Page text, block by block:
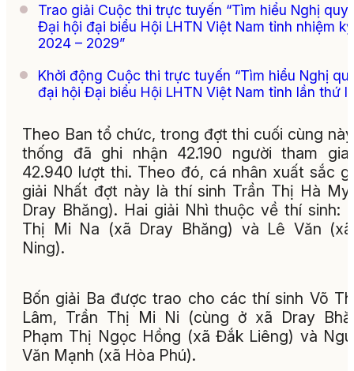
Trao giải Cuộc thi trực tuyến “Tìm hiểu Nghị
Đại hội đại biểu Hội LHTN Việt Nam tỉnh nhiệm kỳ
2024 – 2029”
Khởi động Cuộc thi trực tuyến “Tìm hiểu Nghị
đại hội Đại biểu Hội LHTN Việt Nam tỉnh lần thứ
Theo Ban tổ chức, trong đợt thi cuối cùng
thống đã ghi nhận 42.190 người tham
42.940 lượt thi. Theo đó, cá nhân xuất sắc
giải Nhất đợt này là thí sinh Trần Thị Hà
Dray Bhăng). Hai giải Nhì thuộc về thí sinh:
Thị Mi Na (xã Dray Bhăng) và Lê Văn
Ning).
Bốn giải Ba được trao cho các thí sinh Võ
Lâm, Trần Thị Mi Ni (cùng ở xã Dray
Phạm Thị Ngọc Hồng (xã Đắk Liêng) và
Văn Mạnh (xã Hòa Phú).